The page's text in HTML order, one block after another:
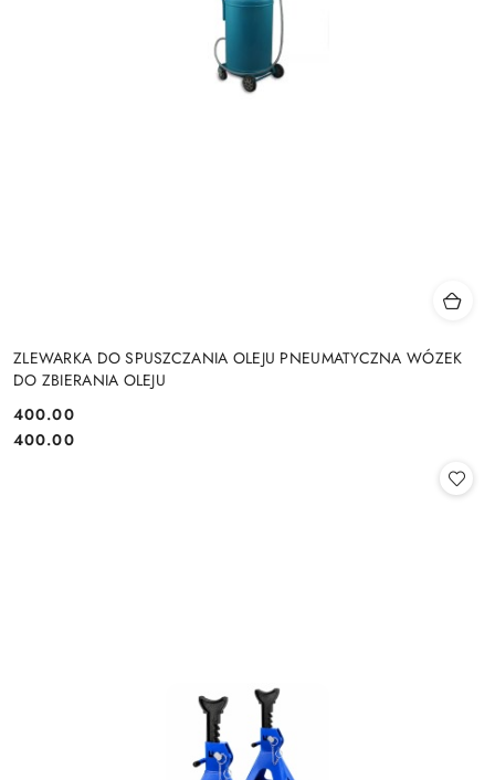
ZLEWARKA DO SPUSZCZANIA OLEJU PNEUMATYCZNA WÓZEK
DO ZBIERANIA OLEJU
Cena:
400.00
Cena:
400.00